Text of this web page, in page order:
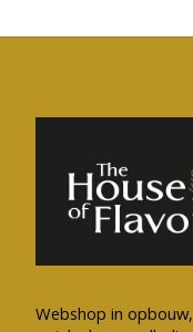
Webshop in opbouw,